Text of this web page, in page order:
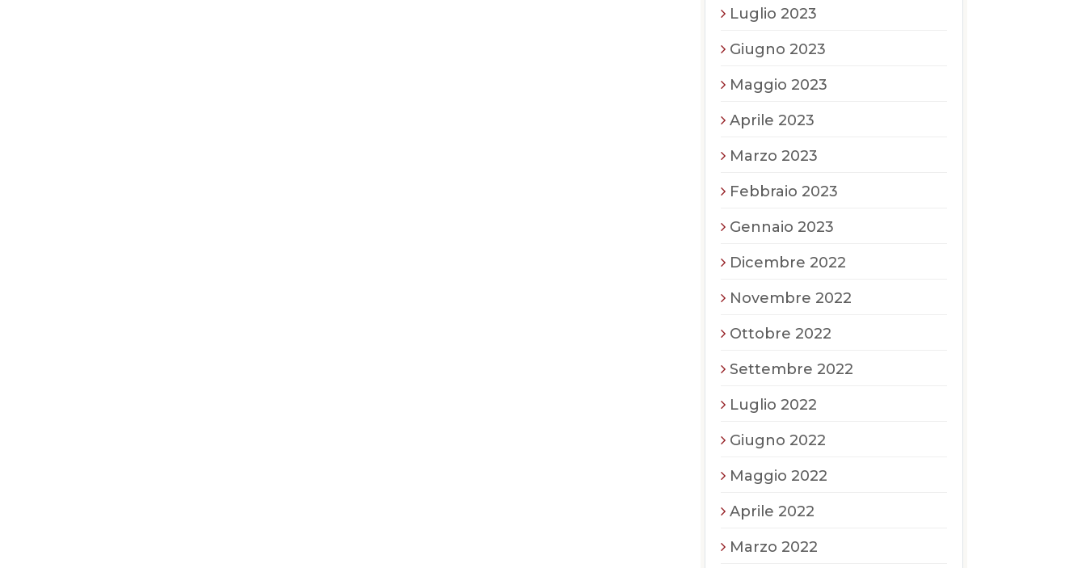
Luglio 2023
Giugno 2023
Maggio 2023
Aprile 2023
Marzo 2023
Febbraio 2023
Gennaio 2023
Dicembre 2022
Novembre 2022
Ottobre 2022
Settembre 2022
Luglio 2022
Giugno 2022
Maggio 2022
Aprile 2022
Marzo 2022